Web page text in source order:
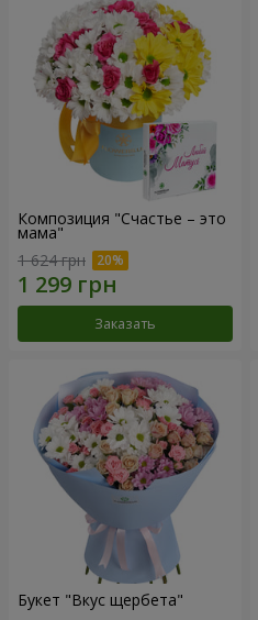
Композиция "Счастье – это
мама"
1 624 грн
Заказать
Букет "Вкус щербета"